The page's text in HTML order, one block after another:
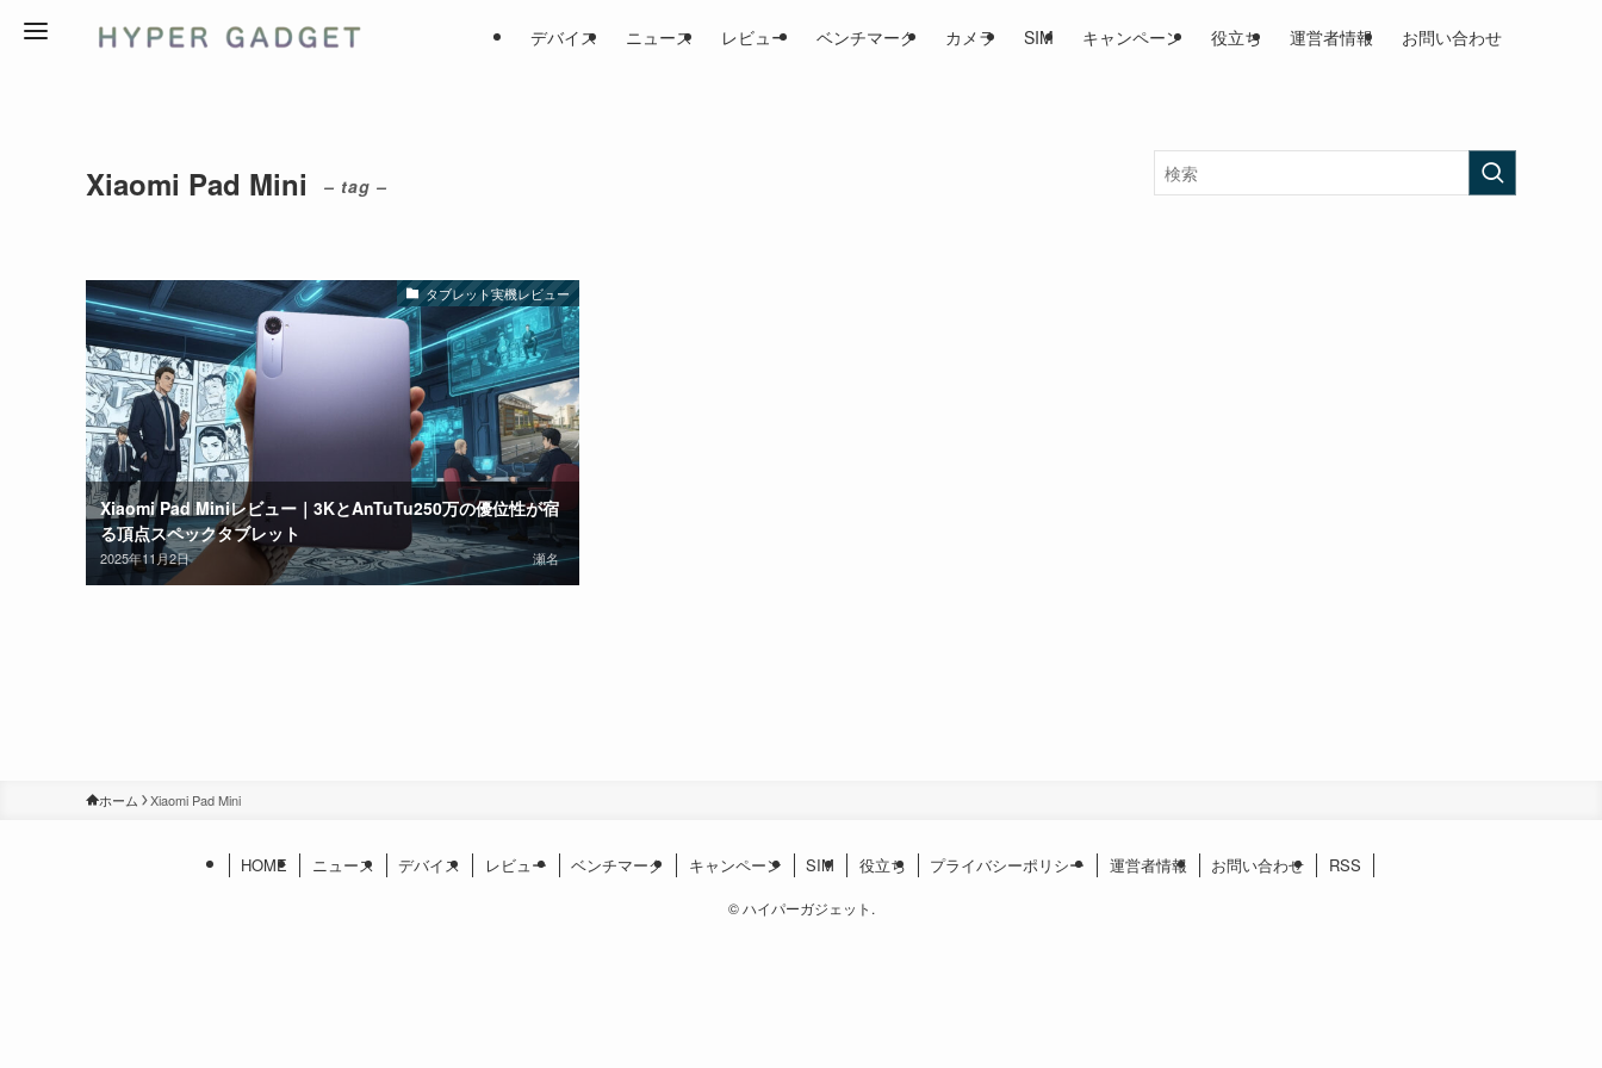
デバイス ニュース レビュー ベンチマーク カメラ SIM キャンペーン 役立ち 運営者情報 お問い合わせ
Xiaomi Pad Mini – tag –
タブレット実機レビュー
Xiaomi Pad Miniレビュー｜3KとAnTuTu250万の優位性が宿
る頂点スペックタブレット
2025年11月2日 瀬名
ホーム Xiaomi Pad Mini
HOME ニュース デバイス レビュー ベンチマーク キャンペーン SIM 役立ち プライバシーポリシー 運営者情報 お問い合わせ RSS
©ハイパーガジェット.